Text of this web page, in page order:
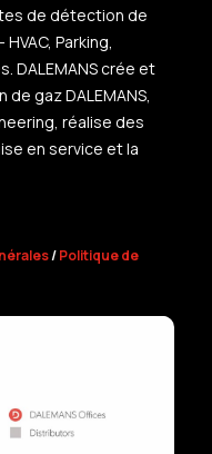
de détection de
Parking,
DALEMANS crée et
gaz DALEMANS,
réalise des
en service et la
/Politique de